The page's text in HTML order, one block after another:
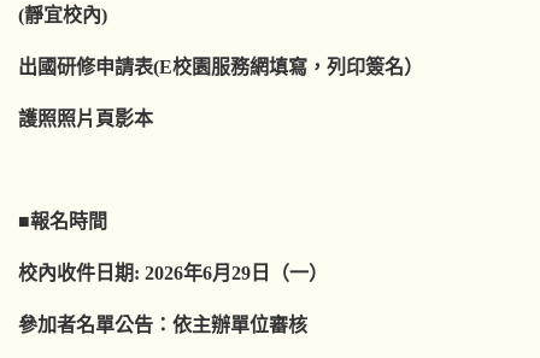
(靜宜校內)
出國研修申請表(E校園服務網填寫，列印簽名）
護照照片頁影本
■報名時間
校內收件日期: 2026年6月 29 日（一）
參加者名單公告： 依主辦單位審核